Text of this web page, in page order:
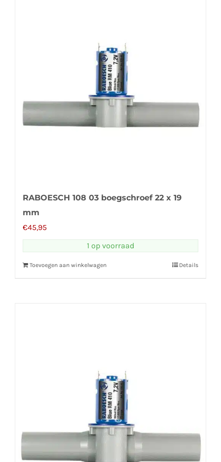
RABOESCH 108 03 boegschroef 22 x 19
mm
€45,95
1 op voorraad
Toevoegen aan winkelwagen Details